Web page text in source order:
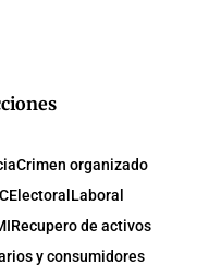
Crimen organizado
Electoral Laboral
Recupero de activos
y consumidores